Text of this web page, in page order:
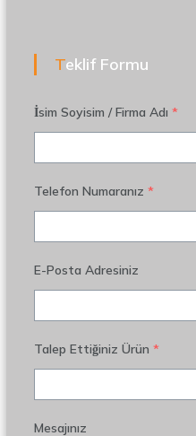
Teklif Formu
İsim Soyisim / Firma Adı *
Telefon Numaranız *
E-Posta Adresiniz
Talep Ettiğiniz Ürün *
Mesajınız